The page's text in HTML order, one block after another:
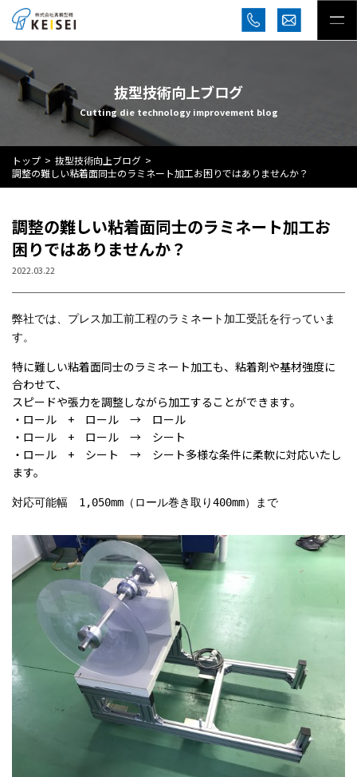
抜型技術向上ブログ
Cutting die technology improvement blog
トップ
抜型技術向上ブログ
調整の難しい粘着面同士のラミネート加工お困りではありませんか？
調整の難しい粘着面同士のラミネート加工お
困りではありませんか？
2022.03.22
弊社では、 プレス加工前工程のラミネート加工受託を行っていま
す。
特に難しい粘着面同士のラミネート加工も、粘着剤や基材強度に
合わせて、
スピードや張力を調整しながら加工することができます。
・ロール + ロール → ロール
・ロール + ロール → シート
・ロール + シート → シート多様な条件に柔軟に対応いたし
ます。
対応可能幅 1,050mm（ロール巻き取り400mm）まで